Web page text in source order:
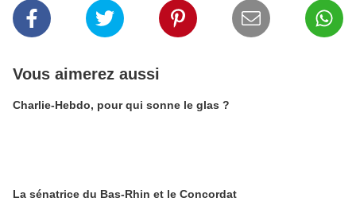
Vous aimerez aussi
Charlie-Hebdo, pour qui sonne le glas ?
La sénatrice du Bas-Rhin et le Concordat